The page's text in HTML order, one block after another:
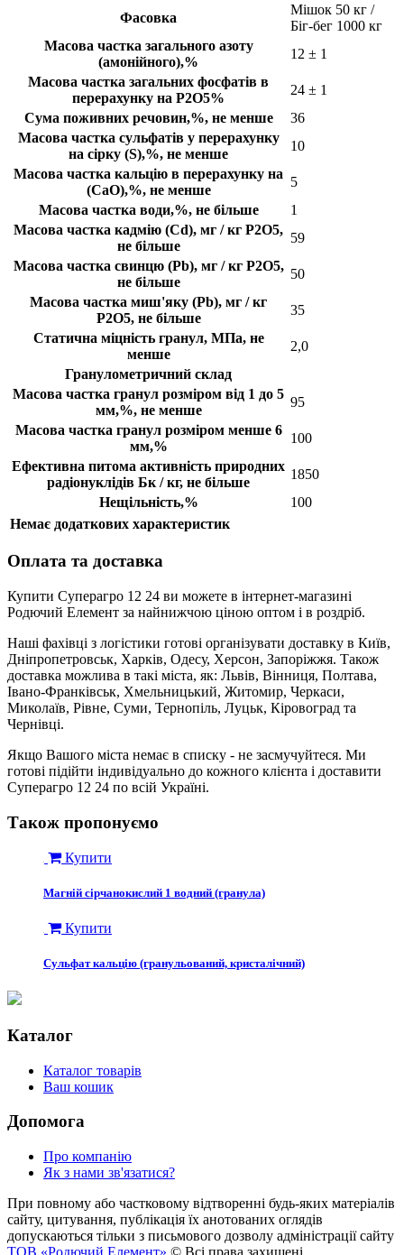
Фасовка
Мішок 50 кг /
Біг-бег 1000 кг
Масова частка загального азоту
(амонійного),%
12 ± 1
Масова частка загальних фосфатів в
перерахунку на P2O5%
24 ± 1
Сума поживних речовин,%, не менше
36
Масова частка сульфатів у перерахунку
на сірку (S),%, не менше
10
Масова частка кальцію в перерахунку на
(CaO),%, не менше
5
Масова частка води,%, не більше
1
Масова частка кадмію (Cd), мг / кг P2O5,
не більше
59
Масова частка свинцю (Pb), мг / кг P2O5,
не більше
50
Масова частка миш'яку (Pb), мг / кг
P2O5, не більше
35
Статична міцність гранул, МПа, не
менше
2,0
Гранулометричний склад
Масова частка гранул розміром від 1 до 5
мм,%, не менше
95
Масова частка гранул розміром менше 6
мм,%
100
Ефективна питома активність природних
радіонуклідів Бк / кг, не більше
1850
Нещільність,%
100
Немає додаткових характеристик
Оплата та доставка
Купити Суперагро 12 24 ви можете в інтернет-магазині
Родючий Елемент за найнижчою ціною оптом і в роздріб.
Наші фахівці з логістики готові організувати доставку в Київ,
Дніпропетровськ, Харків, Одесу, Херсон, Запоріжжя. Також
доставка можлива в такі міста, як: Львів, Вінниця, Полтава,
Івано-Франківськ, Хмельницький, Житомир, Черкаси,
Миколаїв, Рівне, Суми, Тернопіль, Луцьк, Кіровоград та
Чернівці.
Якщо Вашого міста немає в списку - не засмучуйтеся. Ми
готові підійти індивідуально до кожного клієнта і доставити
Суперагро 12 24 по всій Україні.
Також пропонуємо
Купити
Магній сірчанокислий 1 водний (гранула)
Купити
Сульфат кальцію (гранульований, кристалічний)
Каталог
Каталог товарів
Ваш кошик
Допомога
Про компанію
Як з нами зв'язатися?
При повному або частковому відтворенні будь-яких матеріалів
сайту, цитування, публікація їх анотованих оглядів
допускаються тільки з письмового дозволу адміністрації сайту